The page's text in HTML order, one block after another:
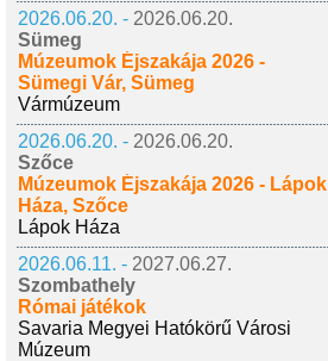
2026.06.20. - 2026.06.20.
Sümeg
Múzeumok Éjszakája 2026 -
Sümegi Vár, Sümeg
Vármúzeum
2026.06.20. - 2026.06.20.
Szőce
Múzeumok Éjszakája 2026 - Lápok
Háza, Szőce
Lápok Háza
2026.06.11. - 2027.06.27.
Szombathely
Római játékok
Savaria Megyei Hatókörű Városi
Múzeum